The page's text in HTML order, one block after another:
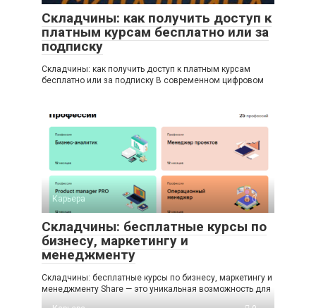
Складчины: как получить доступ к
платным курсам бесплатно или за
подписку
Складчины: как получить доступ к платным курсам
бесплатно или за подписку В современном цифровом
Карьера 0
Складчины: бесплатные курсы по
бизнесу, маркетингу и
менеджменту
Складчины: бесплатные курсы по бизнесу, маркетингу и
менеджменту Share — это уникальная возможность для